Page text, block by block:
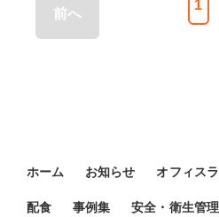
前へ
1
ホーム お知らせ オフィス
配食 事例集 安全・衛生管理